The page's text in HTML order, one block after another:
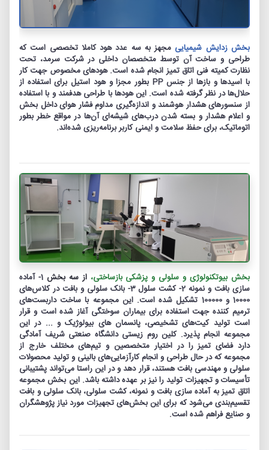
بخش زدایش شیمیایی مجهز به سه عدد هود کاملا تخصصی است که
طراحی و ساخت آن توسط متخصصان داخلی در شرکت سرمد، تحت
نظارت کمیته‏ فنی اتاق تمیز انجام شده است. هودهای مخصوص جهت کار
با اسیدها و بازها از جنس PP بطور مجزا و هود استیل برای استفاده از
حلال‏‌ها در نظر گرفته شده است. این هودها با طراحی هدفمند و با استفاده
از سنسورهای هشدار هوشمند و اندازه‌‏گیری مداوم فشار هوای داخل بخش
و اعلام هشدار و بسته شدن درب‏‌های شیشه‌‏ای آن‌ها در مواقع خطر بطور
اتوماتیک، برای حفظ سلامت و ایمنی کاربر برنامه‌‏ریزی شده‌‏اند.
بخش بیوتکنولوژی و سلولی و پزشکی بازساختی، از سه بخش 1- آماده
سازی بافت و نمونه 2- کشت سلول 3- بانک سلولی و بافت در کلاس‌های
10000 و 100000 تشکیل شده است. ا
ین مجموعه با ساخت داربست‌های
ترمیم کننده جهت استفاده برای بیماران سوختگی آغاز شده است و قرار
است تولید کیت‌های تشخیصی، پانسمان های بیولوژیک و ... در این
مجموعه انجام پذیرد. کلین روم زیستی دانشگاه صنعتی شریف آمادگی
دارد فضای تمیز را در اختیار متخصصین و تیم‌های مختلف خارج از
مجموعه که در حال طراحی و انجام کارآزمایی‌های بالینی و تولید محصولات
سلولی و مهندسی بافت هستند، قرار دهد و در این راستا می‌تواند پشتیبانی
تأسیسات و تجهیزات تولید را نیز بر عهده داشته باشد. این بخش مجموعه
اتاق تمیز به آماده سازی بافت و نمونه، کشت سلولی، بانک سلولی و بافت
تقسیم‌بندی می‌شود که برای این بخش‌های تجهیزات مورد نیاز پژوهشگران
و صنایع فراهم شده است.